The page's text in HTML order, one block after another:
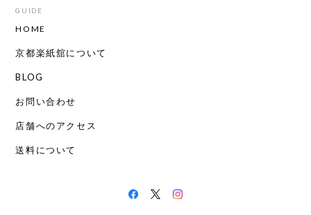
GUIDE
HOME
京都楽紙舘について
BLOG
お問い合わせ
店舗へのアクセス
送料について